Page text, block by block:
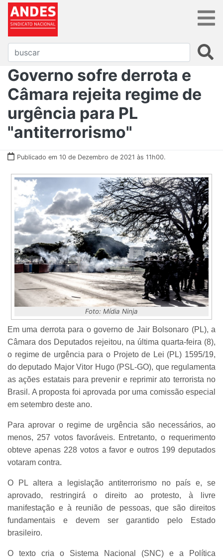
Governo sofre derrota e
Câmara rejeita regime de
urgência para PL
"antiterrorismo"
Publicado em 10 de Dezembro de 2021 às 11h00.
Foto: Mídia Ninja
Em uma derrota para o governo de Jair Bolsonaro (PL), a
Câmara dos Deputados rejeitou, na última quarta-feira (8),
o regime de urgência para o Projeto de Lei (PL) 1595/19,
do deputado Major Vitor Hugo (PSL-GO), que regulamenta
as ações estatais para prevenir e reprimir ato terrorista no
Brasil. A proposta foi aprovada por uma comissão especial
em setembro deste ano.
Para aprovar o regime de urgência são necessários, ao
menos, 257 votos favoráveis. Entretanto, o requerimento
obteve apenas 228 votos a favor e outros 199 deputados
votaram contra.
O PL altera a legislação antiterrorismo no país e, se
aprovado, restringirá o direito ao protesto, à livre
manifestação e à reunião de pessoas, que são direitos
fundamentais e devem ser garantido pelo Estado
brasileiro.
O texto cria o Sistema Nacional (SNC) e a Política